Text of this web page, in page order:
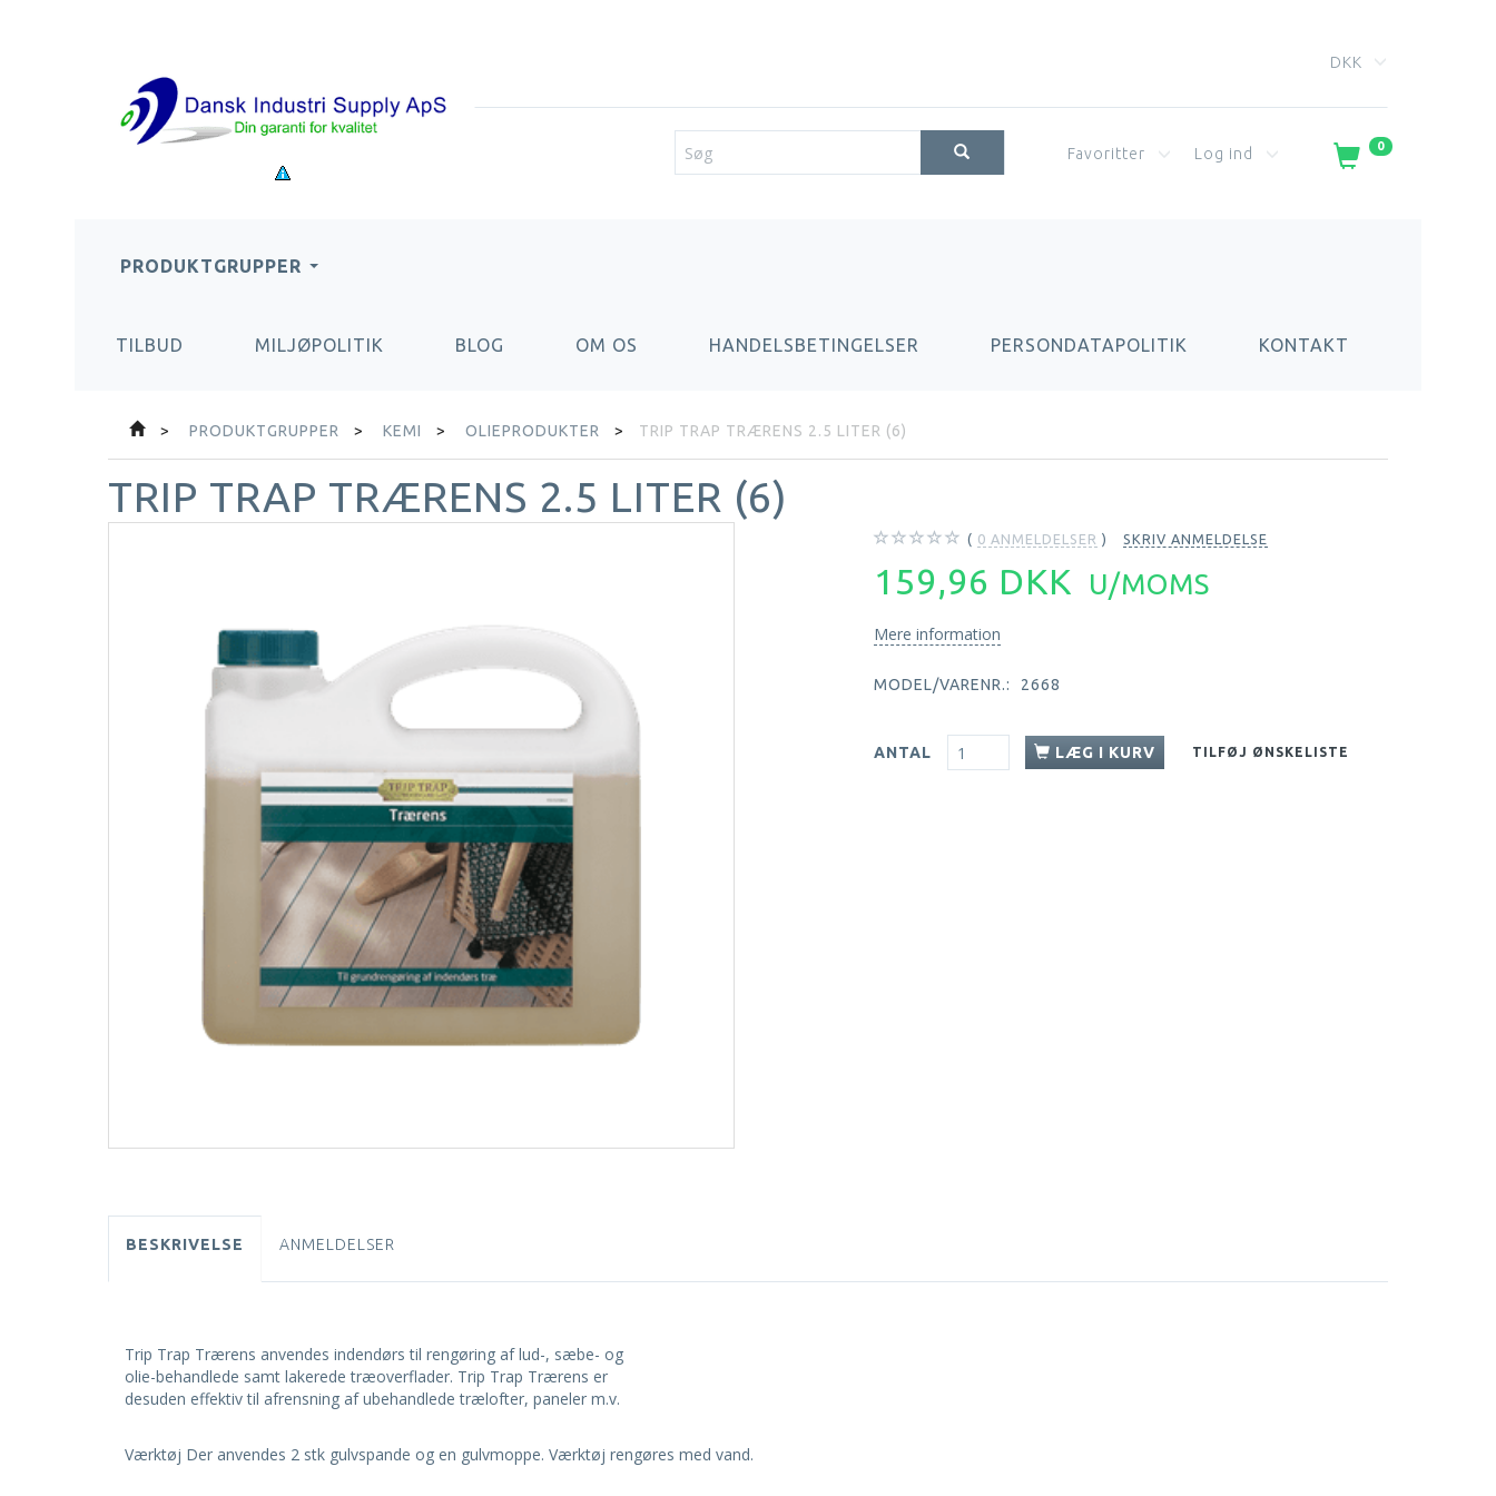
DKK
0
Favoritter Log ind
PRODUKTGRUPPER
TILBUD MILJØPOLITIK BLOG OM OS HANDELSBETINGELSER PERSONDATAPOLITIK KONTAKT
PRODUKTGRUPPER KEMI OLIEPRODUKTER TRIP TRAP TRÆRENS 2.5 LITER (6)
TRIP TRAP TRÆRENS 2.5 LITER (6)
0 ANMELDELSER SKRIV ANMELDELSE
159,96 DKK U/MOMS
Mere information
MODEL/VARENR.: 2668
ANTAL LÆG I KURV TILFØJ ØNSKELISTE
BESKRIVELSE ANMELDELSER
Trip Trap Trærens anvendes indendørs til rengøring af lud-, sæbe- og
olie-behandlede samt lakerede træoverflader. Trip Trap Trærens er
desuden effektiv til afrensning af ubehandlede trælofter, paneler m.v.
Værktøj Der anvendes 2 stk gulvspande og en gulvmoppe. Værktøj rengøres med vand.